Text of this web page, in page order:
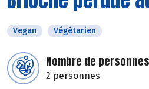
Vegan Végétarien
Nombre de personnes
2 personnes